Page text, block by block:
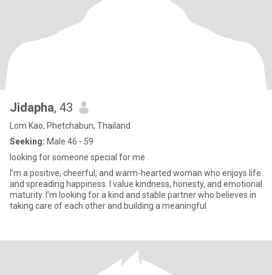
Jidapha, 43
Lom Kao, Phetchabun, Thailand
Seeking: Male 46 - 59
looking for someone special for me
I’m a positive, cheerful, and warm-hearted woman who enjoys life
and spreading happiness. I value kindness, honesty, and emotional
maturity. I’m looking for a kind and stable partner who believes in
taking care of each other and building a meaningful